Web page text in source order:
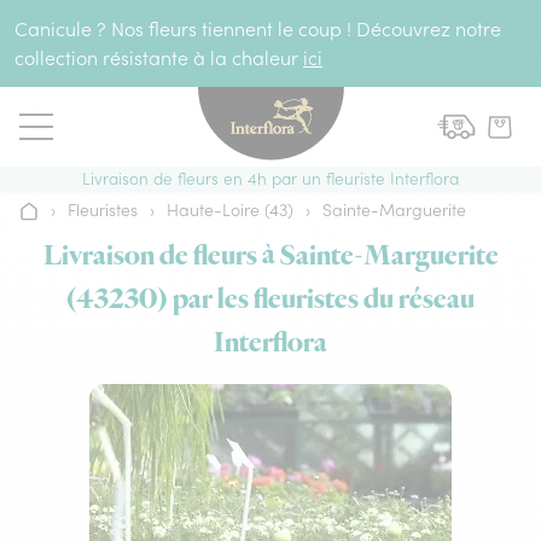
Canicule ? Nos fleurs tiennent le coup ! Découvrez notre
collection résistante à la chaleur ici
Livraison de fleurs en 4h par un fleuriste Interflora
Accueil
› Fleuristes › Haute-Loire (43) › Sainte-Marguerite
Livraison de fleurs à Sainte-Marguerite
(43230) par les fleuristes du réseau
Interflora